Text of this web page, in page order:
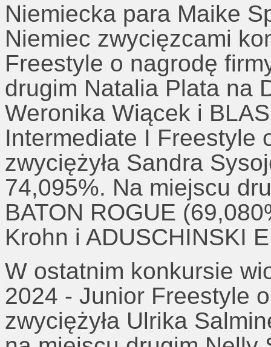
Niemiecka para Maike
Niemiec zwycięzcami
Freestyle o nagrodę
drugim Natalia Plata na
Weronika Wiącek i
Intermediate I Freestyle
zwyciężyła Sandra
74,095%. Na miejscu
BATON ROGUE
Krohn i ADUSCHINSKI
W ostatnim konkursie
2024 - Junior Freestyle
zwyciężyła Ulrika